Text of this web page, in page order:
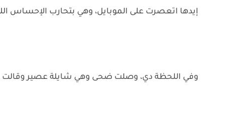
إيدها اتعصرت على الموبايل، وهي بتحارب الإحساس
وفي اللحظة دي، وصلت ضحى وهي شايلة عصير وقالت